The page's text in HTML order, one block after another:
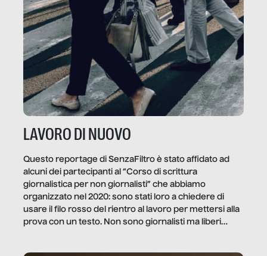
LAVORO DI NUOVO
Questo reportage di SenzaFiltro è stato affidato ad
alcuni dei partecipanti al “Corso di scrittura
giornalistica per non giornalisti” che abbiamo
organizzato nel 2020: sono stati loro a chiedere di
usare il filo rosso del rientro al lavoro per mettersi alla
prova con un testo. Non sono giornalisti ma liberi